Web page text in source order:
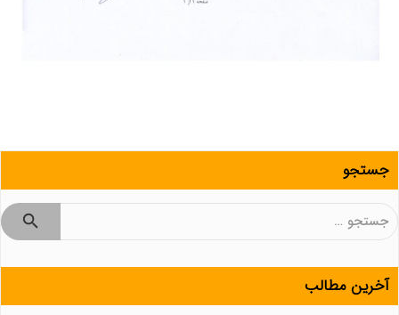
جستجو
جستجو
آخرین مطالب